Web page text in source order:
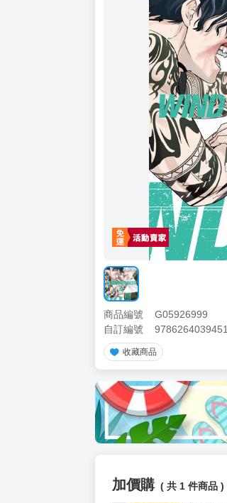
商品編號 G05926999
自訂編號
9786264039451
收藏商品
加價購 ( 共 1 件商品 )